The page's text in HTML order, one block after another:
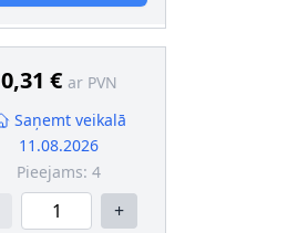
0,31 € ar PVN
Saņemt veikalā
11.08.2026
Pieejams: 4
+